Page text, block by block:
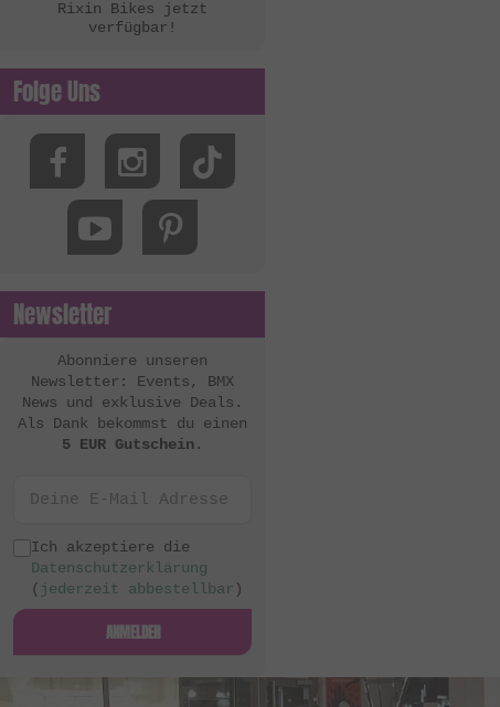
Kis Bike Co.
kunstform
Kuoppa Gomez Bikes
Lotek
MacNeil Bikes
Mankind Bike Co.
Metal Bikes
Mutiny Bikes
Odyssey BMX
OG Bikes
Quamen
Sequence
Simple Bike Co.
SNAFU
Soul
St Martin
Rixin Bikes jetzt
verfügbar!
Folge Uns
Newsletter
Abonniere unseren
Newsletter: Events, BMX
News und exklusive Deals.
Als Dank bekommst du einen
5 EUR Gutschein.
Ich akzeptiere die
Datenschutzerklärung
( jederzeit abbestellbar )
ANMELDEN